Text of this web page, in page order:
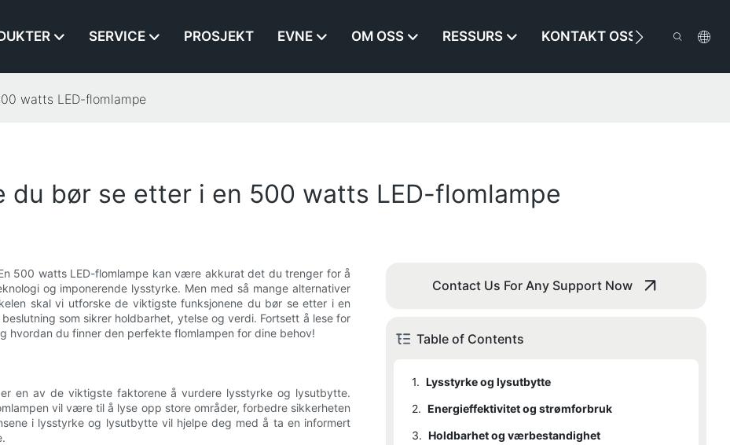
SERVICE PROSJEKT EVNE OM OSS RESSURS KONTAKT OSS
watts LED-flomlampe
du bør se etter i en 500 watts LED-flomlampe
500 watts LED-flomlampe kan være akkurat det du trenger for å
og imponerende lysstyrke. Men med så mange alternativer
skal vi utforske de viktigste funksjonene du bør se etter i en
som sikrer holdbarhet, ytelse og verdi. Fortsett å lese for
hvordan du finner den perfekte flomlampen for dine behov!
en av de viktigste faktorene å vurdere lysstyrke og lysutbytte.
vil være til å lyse opp store områder, forbedre sikkerheten
i lysstyrke og lysutbytte vil hjelpe deg med å ta en informert
Contact Us For Any Support Now
Table of Contents
1. Lysstyrke og lysutbytte
2. Energieffektivitet og strømforbruk
3. Holdbarhet og værbestandighet